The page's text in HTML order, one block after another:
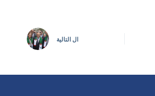
ال التالية